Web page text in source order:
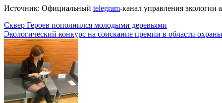
Источник: Официальный telegram-канал управления
Навигация
по
записям
Сквер Героев пополнился молодыми деревьями
Экологический конкурс на соискание премии в области